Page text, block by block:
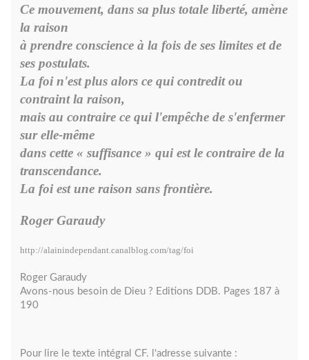
Ce mouvement, dans sa plus totale liberté, amène
la raison
à prendre conscience à la fois de ses limites et de
ses postulats.
La foi n'est plus alors ce qui contredit ou
contraint la raison,
mais au contraire ce qui l'empêche de s'enfermer
sur elle-même
dans cette « suffisance » qui est le contraire de la
transcendance.
La foi est une raison sans frontière.
Roger Garaudy
http://alainindependant.canalblog.com/tag/foi
Roger Garaudy
Avons-nous besoin de Dieu ? Editions DDB. Pages 187 à
190
Pour lire le texte intégral CF. l'adresse suivante :